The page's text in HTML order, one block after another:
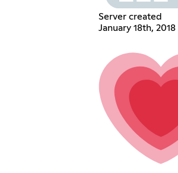
Server created
January 18th, 2018